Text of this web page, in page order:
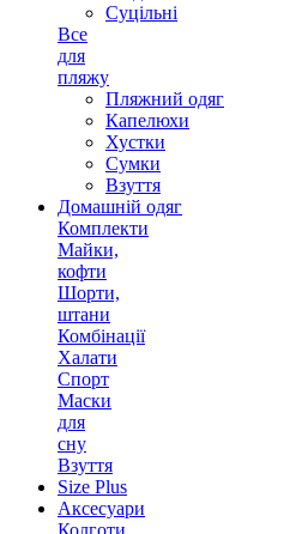
Суцільні
Все
для
пляжу
Пляжний одяг
Капелюхи
Хустки
Сумки
Взуття
Домашній одяг
Комплекти
Майки,
кофти
Шорти,
штани
Комбінації
Халати
Спорт
Маски
для
сну
Взуття
Size Plus
Аксесуари
Колготи,